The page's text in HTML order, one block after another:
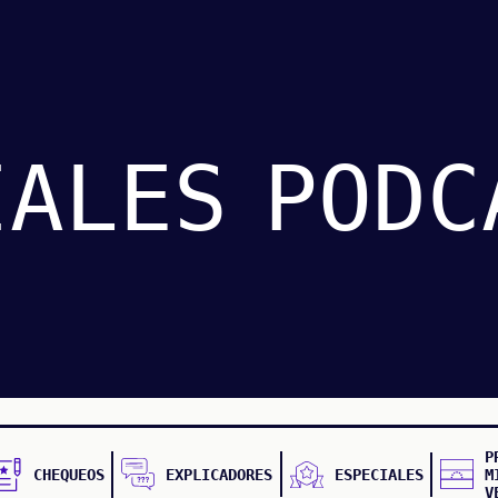
CHEQUEOS EXPLICADORES ESPECIALES